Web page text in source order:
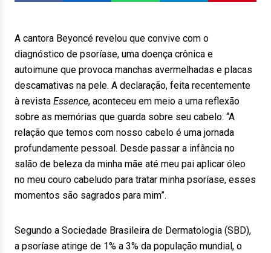
A cantora Beyoncé revelou que convive com o
diagnóstico de psoríase, uma doença crônica e
autoimune que provoca manchas avermelhadas e placas
descamativas na pele. A declaração, feita recentemente
à revista Essence, aconteceu em meio a uma reflexão
sobre as memórias que guarda sobre seu cabelo: “A
relação que temos com nosso cabelo é uma jornada
profundamente pessoal. Desde passar a infância no
salão de beleza da minha mãe até meu pai aplicar óleo
no meu couro cabeludo para tratar minha psoríase, esses
momentos são sagrados para mim”.
Segundo a Sociedade Brasileira de Dermatologia (SBD),
a psoríase atinge de 1% a 3% da população mundial, o